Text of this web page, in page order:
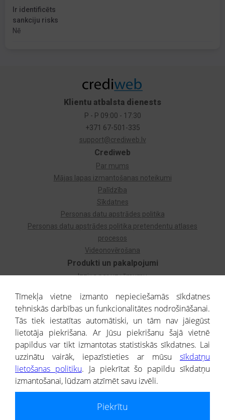
Ir identificēts
sankciju risks
Nē
Produkti un pakalpojumi
Izziņa par uzņēmumu
Dzimtas koks
Uzņēmumu atlase
Monitorings
Kredītizziņa par ārvalstu uzņēmumiem
Crediweb
Par mums
Mājas lapas izmantošanas noteikumi
Palīdzība
Sīkdatnes
Personas datu apstrādes politika
Personas datu apstrādes politika pretendentu atlases
procesos
Videonovērošana
Klientu atbalsta dienests
P - P 09:00 - 17:30
+371 67-501-335
support@crediweb.lv
® CREDITREFORM Latvija
SIA
Tīmekļa vietne izmanto nepieciešamās sīkdatnes
tehniskās darbības un funkcionalitātes nodrošināšanai.
Tās tiek iestatītas automātiski, un tām nav jāiegūst
lietotāja piekrišana. Ar Jūsu piekrišanu šajā vietnē
papildus var tikt izmantotas statistiskās sīkdatnes. Lai
uzzinātu vairāk, iepazīstieties ar mūsu sīkdatņu
lietošanas politiku. Ja piekrītat šo papildu sīkdatņu
izmantošanai, lūdzam atzīmēt savu izvēli.
Piekrītu